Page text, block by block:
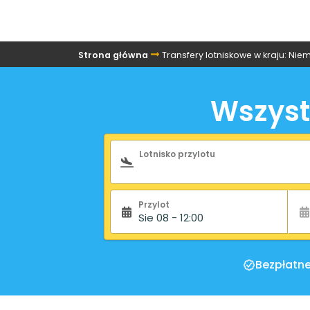
Strona główna Transfery lotniskowe w kraju:
Formularz
Lotnisko przylotu
Przylot
Sie 08 - 12:00